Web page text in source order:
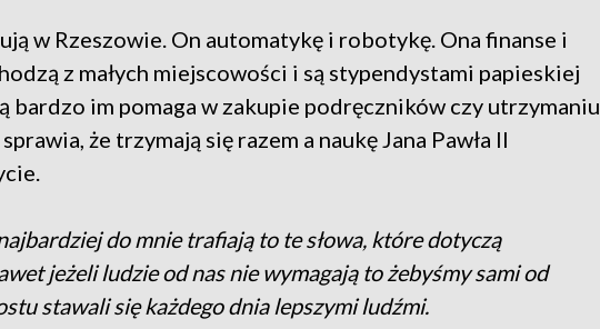
w Rzeszowie. On automatykę i robotykę. Ona finanse i
z małych miejscowości i są stypendystami papieskiej
bardzo im pomaga w zakupie podręczników czy utrzymaniu
że trzymają się razem a naukę Jana Pawła II
do mnie trafiają to te słowa, które dotyczą
jeżeli ludzie od nas nie wymagają to żebyśmy sami od
stawali się każdego dnia lepszymi ludźmi.